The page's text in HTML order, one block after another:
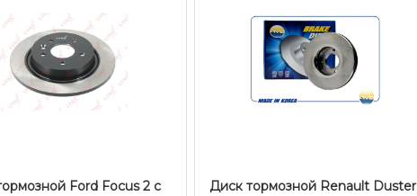
Ford Focus 2 с
Диск тормозной Renault Duster